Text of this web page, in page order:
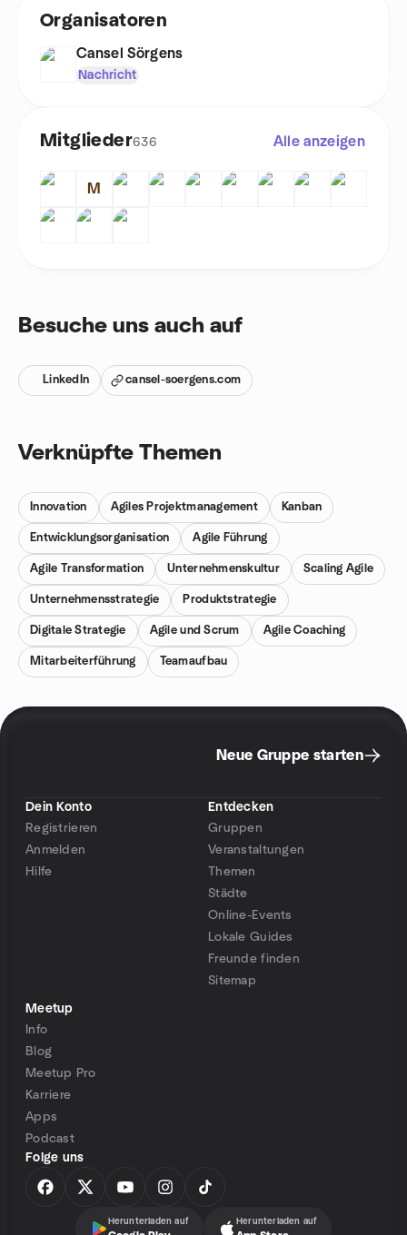
Organisatoren
Cansel Sörgens
Nachricht
Mitglieder636 Alle anzeigen
M
Besuche uns auch auf
LinkedIn cansel-soergens.com
Verknüpfte Themen
Innovation Agiles Projektmanagement Kanban
Entwicklungsorganisation Agile Führung
Agile Transformation Unternehmenskultur Scaling Agile
Unternehmensstrategie Produktstrategie
Digitale Strategie Agile und Scrum Agile Coaching
Mitarbeiterführung Teamaufbau
Neue Gruppe starten
Dein Konto
Registrieren
Anmelden
Hilfe
Entdecken
Gruppen
Veranstaltungen
Themen
Städte
Online-Events
Lokale Guides
Freunde finden
Sitemap
Meetup
Info
Blog
Meetup Pro
Karriere
Apps
Podcast
Folge uns
Herunterladen auf Herunterladen auf